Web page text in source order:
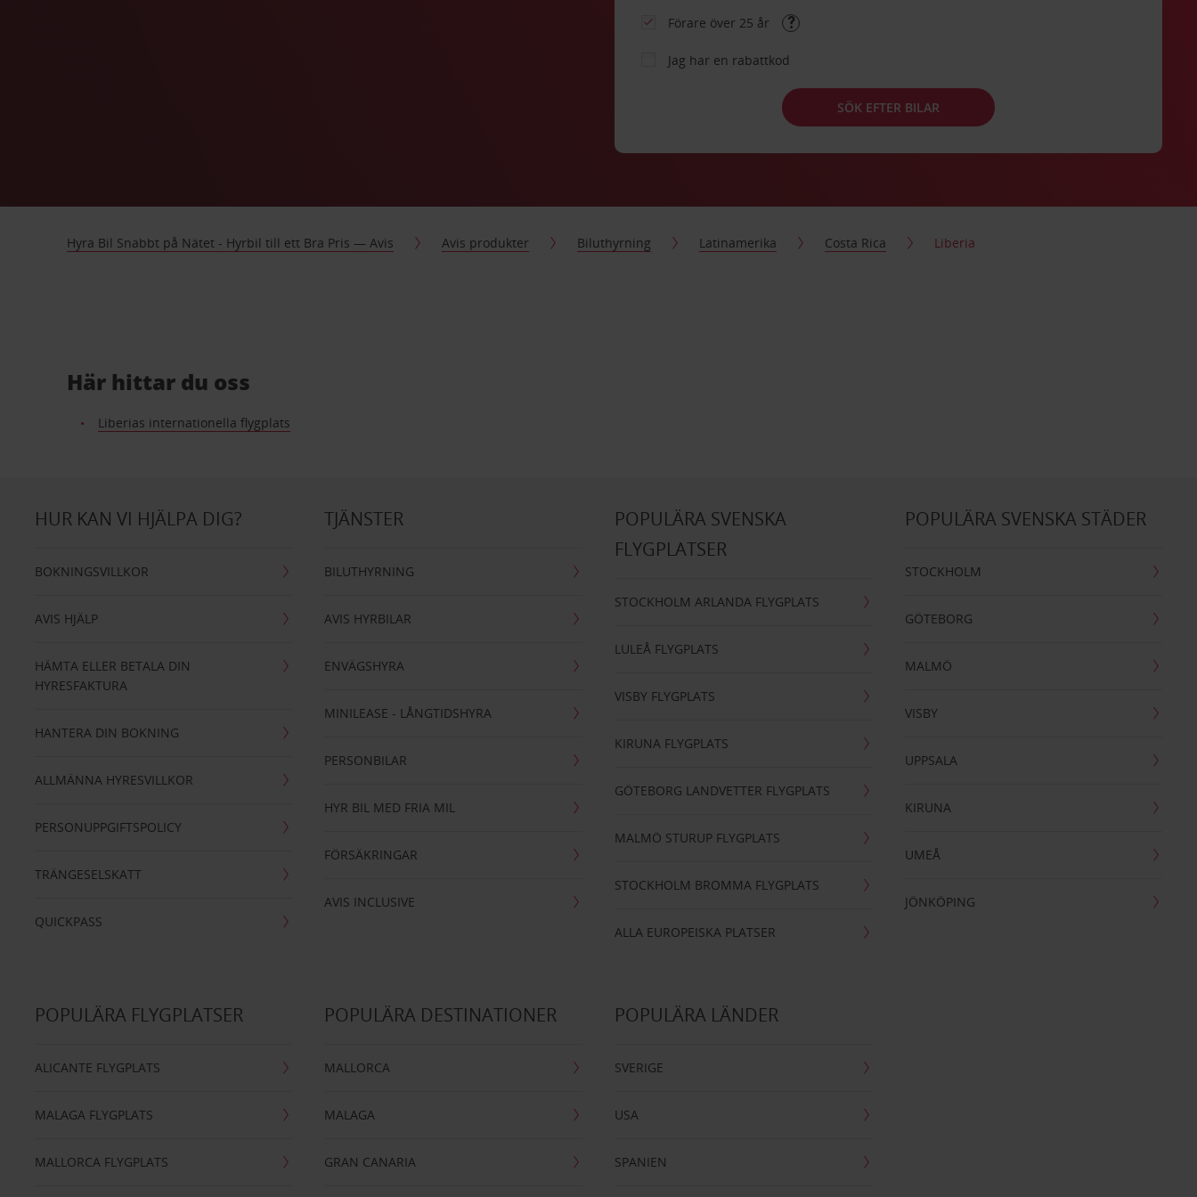
Förare över 25 år
Jag har en rabattkod
SÖK EFTER BILAR
Hyra Bil Snabbt på Nätet - Hyrbil till ett Bra Pris — Avis Avis produkter Biluthyrning Latinamerika Costa Rica Liberia
Här hittar du oss
Liberias internationella flygplats
HUR KAN VI HJÄLPA DIG?
BOKNINGSVILLKOR
AVIS HJÄLP
HÄMTA ELLER BETALA DIN
HYRESFAKTURA
HANTERA DIN BOKNING
ALLMÄNNA HYRESVILLKOR
PERSONUPPGIFTSPOLICY
TRÄNGESELSKATT
QUICKPASS
TJÄNSTER
BILUTHYRNING
AVIS HYRBILAR
ENVÄGSHYRA
MINILEASE - LÅNGTIDSHYRA
PERSONBILAR
HYR BIL MED FRIA MIL
FÖRSÄKRINGAR
AVIS INCLUSIVE
POPULÄRA SVENSKA
FLYGPLATSER
STOCKHOLM ARLANDA FLYGPLATS
LULEÅ FLYGPLATS
VISBY FLYGPLATS
KIRUNA FLYGPLATS
GÖTEBORG LANDVETTER FLYGPLATS
MALMÖ STURUP FLYGPLATS
STOCKHOLM BROMMA FLYGPLATS
ALLA EUROPEISKA PLATSER
POPULÄRA SVENSKA STÄDER
STOCKHOLM
GÖTEBORG
MALMÖ
VISBY
UPPSALA
KIRUNA
UMEÅ
JÖNKÖPING
POPULÄRA FLYGPLATSER
ALICANTE FLYGPLATS
MALAGA FLYGPLATS
MALLORCA FLYGPLATS
POPULÄRA DESTINATIONER
MALLORCA
MALAGA
GRAN CANARIA
POPULÄRA LÄNDER
SVERIGE
USA
SPANIEN